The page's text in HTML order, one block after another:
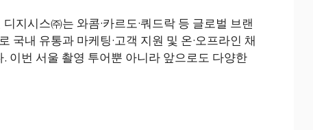
지시스㈜는 와콤·카르도·쿼드락 등 글로벌 브랜
국내 유통과 마케팅·고객 지원 및 온·오프라인 채
이번 서울 촬영 투어뿐 아니라 앞으로도 다양한